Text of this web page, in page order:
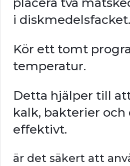
i diskmedelsfacket.
Kör ett tomt
temperatur.
Detta hjälper till
kalk, bakterier
effektivt.
är det säkert att